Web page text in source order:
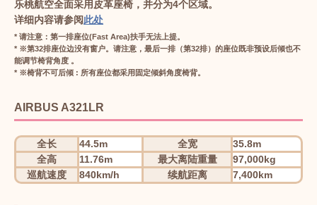
乐桃航空全面采用皮革座椅，并分为4个区域。
详细内容请参阅此处
* 请注意：第一排座位(Fast Area)扶手无法上提。
* ※第32排座位边没有窗户。请注意，最后一排（第32排）的座位既非预设后倾也不
能调节椅背角度 。
* ※椅背不可后倾 : 所有座位都采用固定倾斜角度椅背。
AIRBUS A321LR
全长 44.5m 全宽
35.8m
全高
11.76m 最大离陆重量
97,000kg
巡航速度
840km/h 续航距离 7,400km